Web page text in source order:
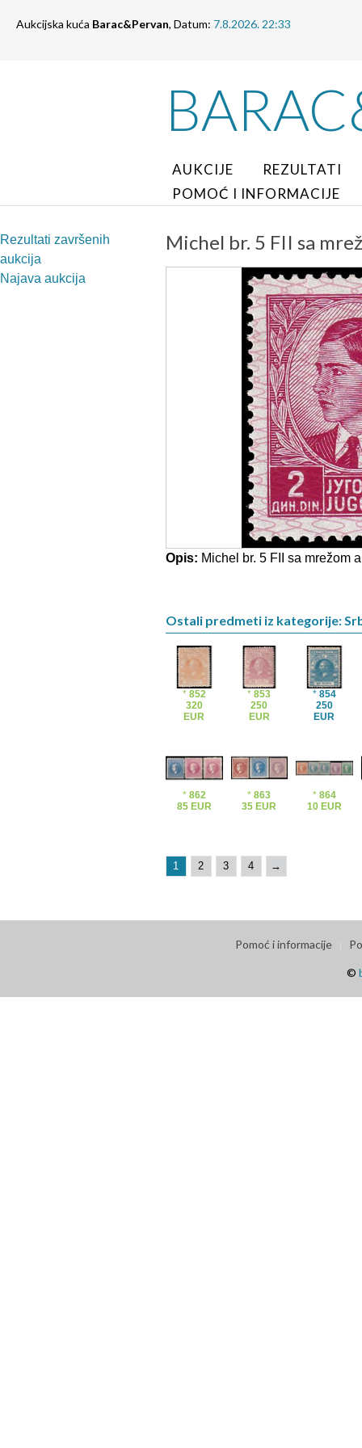
Aukcijska kuća Barac&Pervan, Datum: 7.8.2026. 22:33
AUKCIJE
REZULTATI
POMOĆ I INFORMACIJE
Rezultati završenih
aukcija
Najava aukcija
Michel br. 5 FII sa
Opis: Michel br. 5 FII sa mrežom
Ostali predmeti iz kategorije:
* 852
320
EUR
*853
250
EUR
* 854
250
EUR
* 862
85 EUR
*863
35 EUR
* 864
10 EUR
1 2 3 4 →
Pomoć i informacije
©